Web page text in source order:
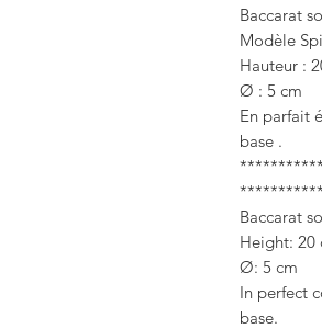
Baccarat
Modèle
Hauteur :
Ø : 5 cm
En parfait
base .
Baccarat
Height: 20
Ø: 5 cm
In perfect
base.